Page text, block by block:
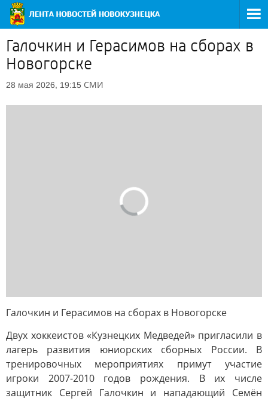
Галочкин и Герасимов на сборах в
Новогорске
28 мая 2026, 19:15 СМИ
Галочкин и Герасимов на сборах в Новогорске
Двух хоккеистов «Кузнецких Медведей» пригласили в
лагерь развития юниорских сборных России. В
тренировочных мероприятиях примут участие
игроки 2007-2010 годов рождения. В их числе
защитник Сергей Галочкин и нападающий Семён